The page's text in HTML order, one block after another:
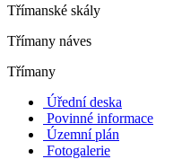
Třímanské skály
Třímany náves
Třímany
Úřední deska
Povinné informace
Územní plán
Fotogalerie